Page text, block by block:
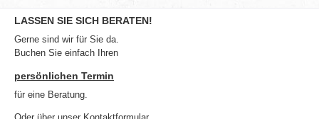
LASSEN SIE SICH BERATEN!
Gerne sind wir für Sie da.
Buchen Sie einfach Ihren
persönlichen Termin
für eine Beratung.